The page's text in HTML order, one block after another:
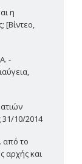
η
[Βίντεο,
-
10/2014
από το
αρχής και